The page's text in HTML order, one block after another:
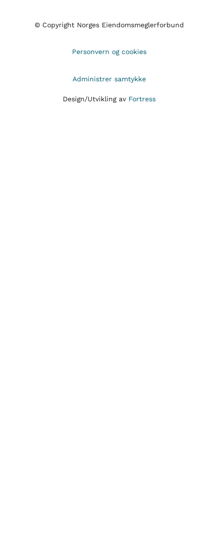
© Copyright Norges Eiendomsmeglerforbund
Personvern og cookies
Administrer samtykke
Design/Utvikling av Fortress